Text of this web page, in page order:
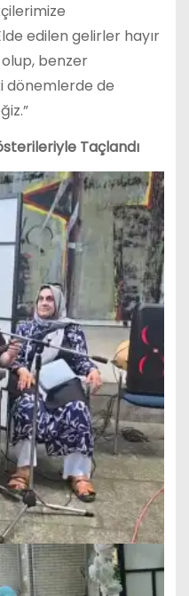
edilen gelirler hayır
benzer
dönemlerde de
Taçlandı